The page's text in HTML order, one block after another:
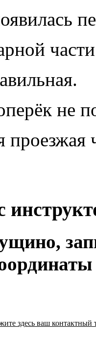
не
здесь ваш контактный